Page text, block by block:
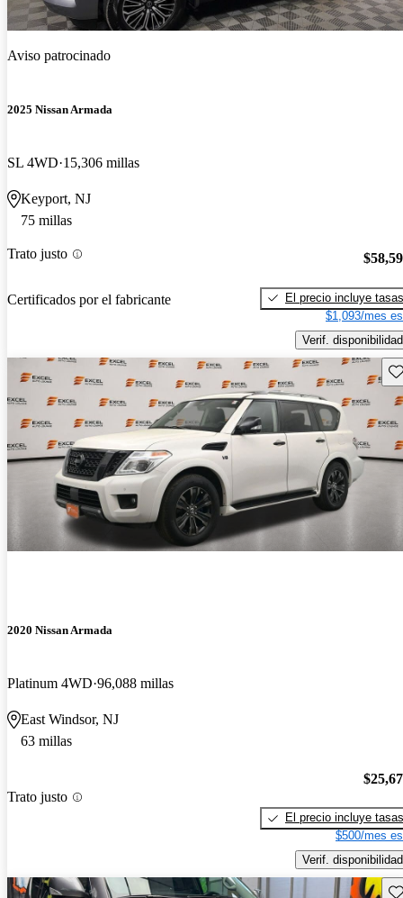
Aviso patrocinado
2025 Nissan Armada
SL 4WD 15,306 millas
Keyport, NJ
75 millas
Trato justo
Certificados por el fabricante
El precio incluye tasas
$1,093/mes
Verif. disponibilidad
2020 Nissan Armada
Platinum 4WD 96,088 millas
East Windsor, NJ
63 millas
Trato justo
El precio incluye tasas
$500/mes
Verif. disponibilidad